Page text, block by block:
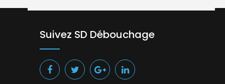
Suivez SD Débouchage